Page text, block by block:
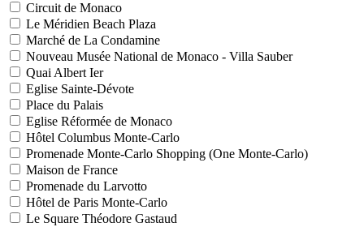
Circuit de Monaco
Le Méridien Beach Plaza
Marché de La Condamine
Nouveau Musée National de Monaco - Villa Sauber
Quai Albert Ier
Eglise Sainte-Dévote
Place du Palais
Eglise Réformée de Monaco
Hôtel Columbus Monte-Carlo
Promenade Monte-Carlo Shopping (One Monte-Carlo)
Maison de France
Promenade du Larvotto
Hôtel de Paris Monte-Carlo
Le Square Théodore Gastaud